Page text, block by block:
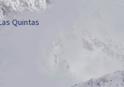
Quintas